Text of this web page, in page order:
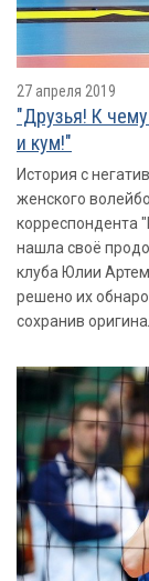
27 апреля 2019
"Друзья! К
и кум!"
История с
женского
корреспондента
нашла своё
клуба Юлии
решено их
сохранив